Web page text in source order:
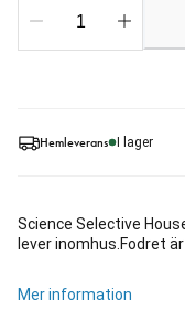
Hemleverans I lager
Science Selective
lever inomhus.Fodret
Mer information